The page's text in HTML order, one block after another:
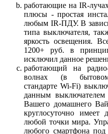
работающие на IR-
плюсы - простая
любым IR-ПДУ. В
типа выключателя,
яркость освещения.
1200+ руб. в
исключил данное
работающий на
волнах (в
стандарте Wi-Fi)
данным
Вашего домашнего
круглосуточно
любой точки мира.
любого смартфона